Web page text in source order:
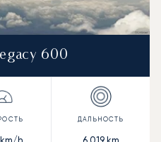
600